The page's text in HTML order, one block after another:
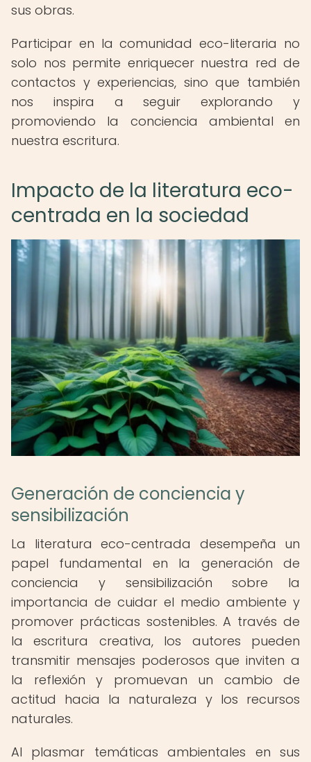
sus obras.
Participar en la comunidad eco-literaria no
solo nos permite enriquecer nuestra red de
contactos y experiencias, sino que también
nos inspira a seguir explorando y
promoviendo la conciencia ambiental en
nuestra escritura.
Impacto de la literatura eco-
centrada en la sociedad
Generación de conciencia y
sensibilización
La literatura eco-centrada desempeña un
papel fundamental en la generación de
conciencia y sensibilización sobre la
importancia de cuidar el medio ambiente y
promover prácticas sostenibles. A través de
la escritura creativa, los autores pueden
transmitir mensajes poderosos que inviten a
la reflexión y promuevan un cambio de
actitud hacia la naturaleza y los recursos
naturales.
Al plasmar temáticas ambientales en sus